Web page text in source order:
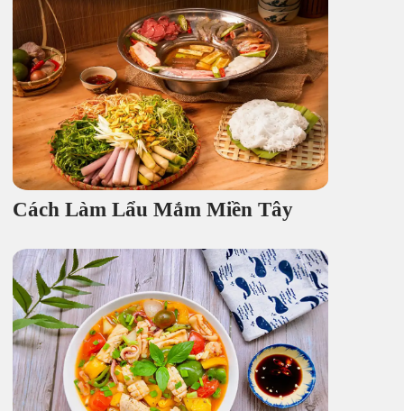
Cách Làm Lẩu Mắm Miền Tây